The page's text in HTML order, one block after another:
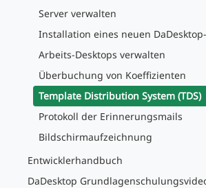
Server verwalten
Installation eines neuen
Arbeits-Desktops verwalten
Überbuchung von Koeffizienten
Template Distribution System (TDS)
Protokoll der Erinnerungsmails
Bildschirmaufzeichnung
Entwicklerhandbuch
DaDesktop